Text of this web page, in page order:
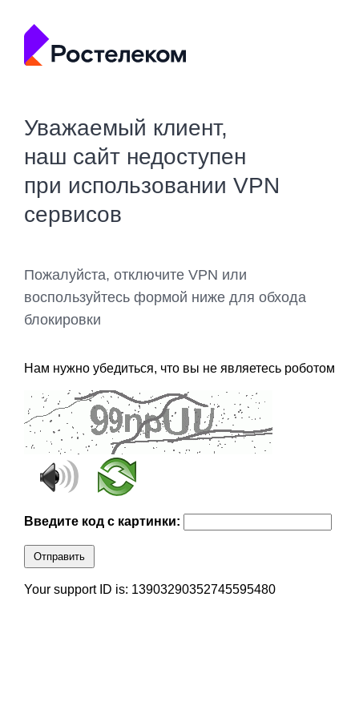
Уважаемый клиент,
наш сайт недоступен
при использовании VPN
сервисов
Пожалуйста, отключите VPN или
воспользуйтесь формой ниже для обхода
блокировки
Нам нужно убедиться, что вы не являетесь роботом
Введите код с картинки:
Отправить
Your support ID is: 13903290352745595480